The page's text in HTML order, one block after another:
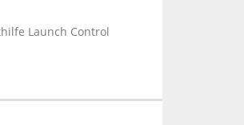
Launch Control